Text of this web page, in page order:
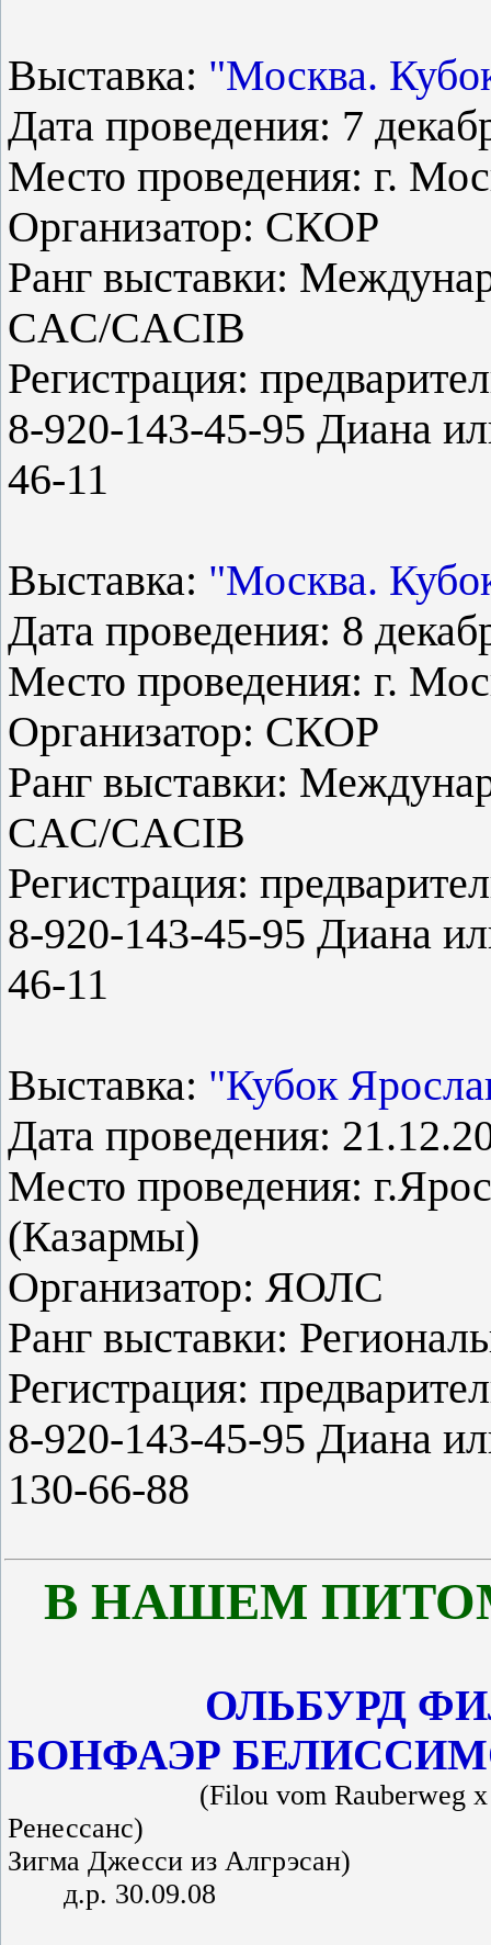
Выставка: "Москва.
Дата проведения: 7
Место проведения: г.
Организатор: СКОР
Ранг выставки:
CAC/CACIB
Регистрация:
8-920-143-45-95 Диана
46-11
Выставка: "Москва.
Дата проведения: 8
Место проведения: г.
Организатор: СКОР
Ранг выставки:
CAC/CACIB
Регистрация:
8-920-143-45-95 Диана
46-11
Выставка: "Кубок
Дата проведения:
Место проведения:
(Казармы)
Организатор: ЯОЛС
Ранг выставки:
Регистрация:
8-920-143-45-95 Диана
130-66-88
В НАШЕМ
ОЛЬБУРД
БОНФАЭР
(Filou vom Rauberweg х
Ренессанс)
Зигма Джесси из Алгрэсан)
д.р.